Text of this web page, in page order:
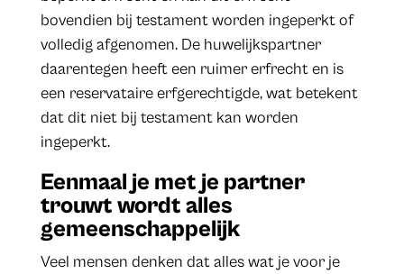
bovendien bij testament worden ingeperkt of
volledig afgenomen. De huwelijkspartner
daarentegen heeft een ruimer erfrecht en is
een reservataire erfgerechtigde, wat betekent
dat dit niet bij testament kan worden
ingeperkt.
Eenmaal je met je partner
trouwt wordt alles
gemeenschappelijk
Veel mensen denken dat alles wat je voor je